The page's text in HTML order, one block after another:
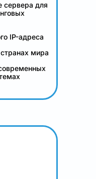
сервера для
IP-адреса
мира